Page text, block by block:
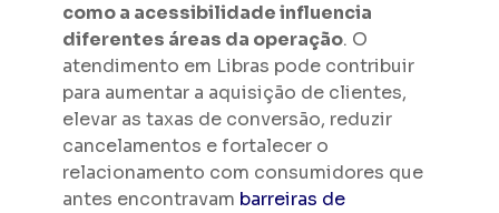
como a acessibilidade influencia
diferentes áreas da operação. O
atendimento em Libras pode contribuir
para aumentar a aquisição de clientes,
elevar as taxas de conversão, reduzir
cancelamentos e fortalecer o
relacionamento com consumidores que
antes encontravam barreiras de